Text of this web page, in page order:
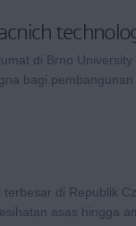
di Brno
bagi
terbesar di Republik
asas hingga